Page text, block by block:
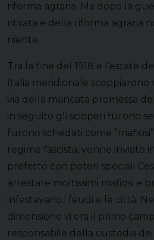
riforma agraria. Ma dopo la
ritirata e della riforma agraria
niente.
Tra la fine del 1918 e l’estate
Italia meridionale scoppiarono
via della mancata promessa
in seguito gli scioperi furono
furono schedati come
regime fascista, venne inviato
prefetto con poteri speciali
arrestare moltissimi mafiosi e
infestavano i feudi e le città.
dimensione vi era il primo
responsabile della custodia dei